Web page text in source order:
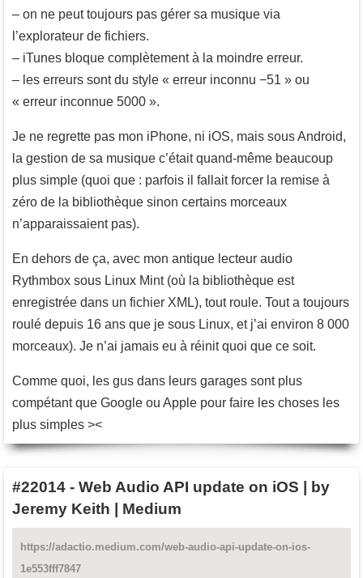
– on ne peut toujours pas gérer sa musique via
l’explorateur de fichiers.
– iTunes bloque complètement à la moindre erreur.
– les erreurs sont du style « erreur inconnu −51 » ou
« erreur inconnue 5000 ».
Je ne regrette pas mon iPhone, ni iOS, mais sous Android,
la gestion de sa musique c’était quand-même beaucoup
plus simple (quoi que : parfois il fallait forcer la remise à
zéro de la bibliothèque sinon certains morceaux
n’apparaissaient pas).
En dehors de ça, avec mon antique lecteur audio
Rythmbox sous Linux Mint (où la bibliothèque est
enregistrée dans un fichier XML), tout roule. Tout a toujours
roulé depuis 16 ans que je sous Linux, et j’ai environ 8 000
morceaux). Je n’ai jamais eu à réinit quoi que ce soit.
Comme quoi, les gus dans leurs garages sont plus
compétant que Google ou Apple pour faire les choses les
plus simples ><
#22014 - Web Audio API update on iOS | by
Jeremy Keith | Medium
https://adactio.medium.com/web-audio-api-update-on-ios-
1e553fff7847